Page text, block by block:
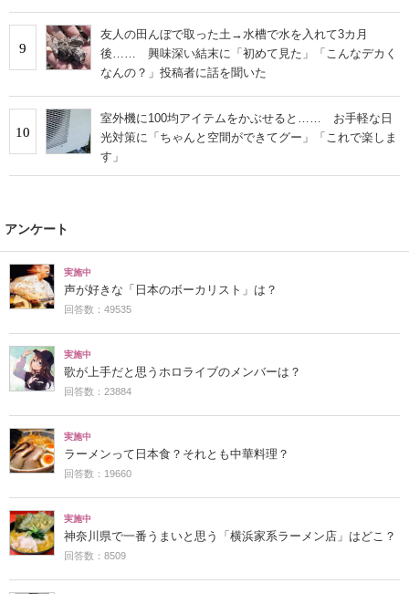
9
友人の田んぼで取った土→水槽で水を入れて3カ月
後…… 興味深い結末に「初めて見た」「こんなデカく
なんの？」投稿者に話を聞いた
10
室外機に100均アイテムをかぶせると…… お手軽な日
光対策に「ちゃんと空間ができてグー」「これで楽しま
す」
アンケート
実施中
声が好きな「日本のボーカリスト」は？
回答数：49535
実施中
歌が上手だと思うホロライブのメンバーは？
回答数：23884
実施中
ラーメンって日本食？それとも中華料理？
回答数：19660
実施中
神奈川県で一番うまいと思う「横浜家系ラーメン店」はどこ？
回答数：8509